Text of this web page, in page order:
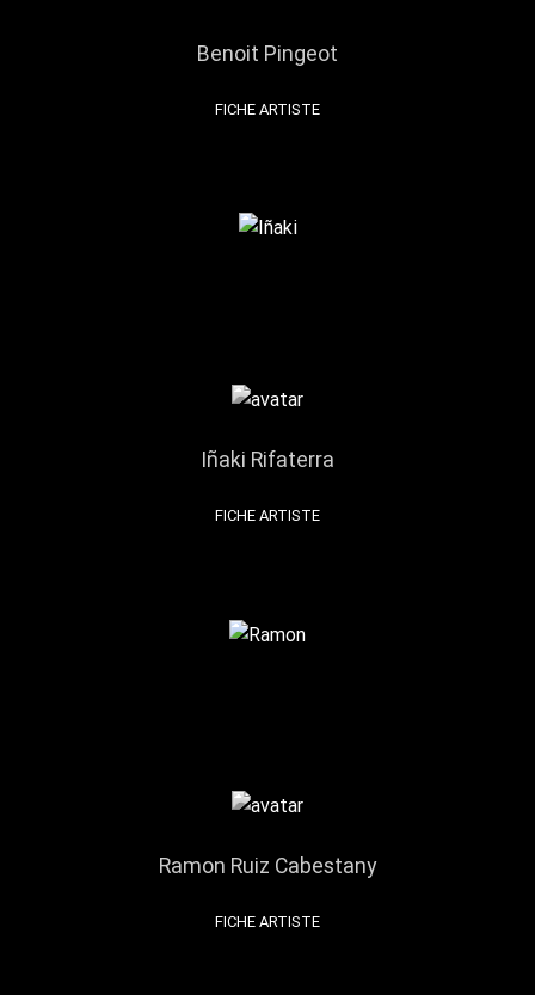
Benoit Pingeot
FICHE ARTISTE
Iñaki Rifaterra
FICHE ARTISTE
Ramon Ruiz Cabestany
FICHE ARTISTE